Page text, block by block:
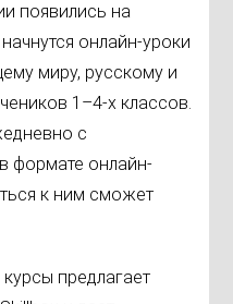
появились на
онлайн-уроки
миру, русскому и
1–4-х классов.
с
формате онлайн-
к ним сможет
курсы предлагает